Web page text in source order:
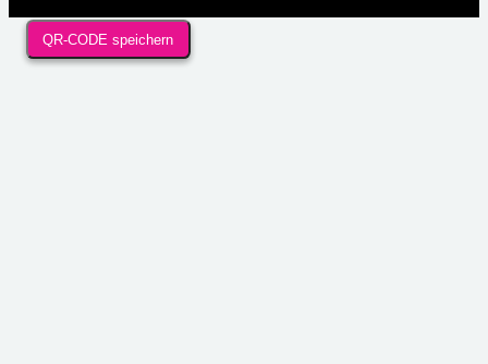
QR-CODE speichern